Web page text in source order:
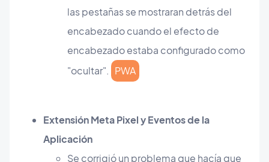
las pestañas se mostraran detrás del
encabezado cuando el efecto de
encabezado estaba configurado como
"ocultar". PWA
Extensión Meta Pixel y Eventos de la
Aplicación
Se corrigió un problema que hacía que